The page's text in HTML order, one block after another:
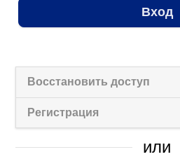
Вход
Восстановить доступ
Регистрация
или